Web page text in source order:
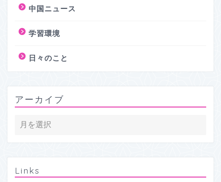
中国ニュース
学習環境
日々のこと
アーカイブ
Links